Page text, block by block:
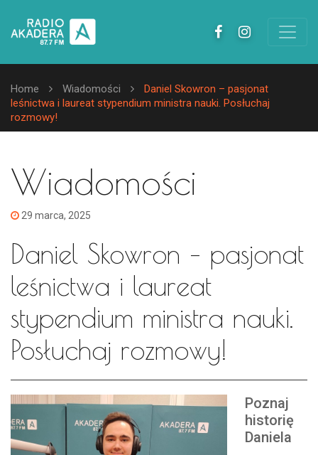
Home Wiadomości
Daniel Skowron – pasjonat
leśnictwa i laureat stypendium ministra nauki. Posłuchaj
rozmowy!
Wiadomości
29 marca, 2025
Daniel Skowron – pasjonat
leśnictwa i laureat
stypendium ministra nauki.
Posłuchaj rozmowy!
Poznaj
historię
Daniela